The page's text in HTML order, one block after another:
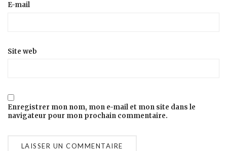
E-mail
Site web
Enregistrer mon nom, mon e-mail et mon site dans le
navigateur pour mon prochain commentaire.